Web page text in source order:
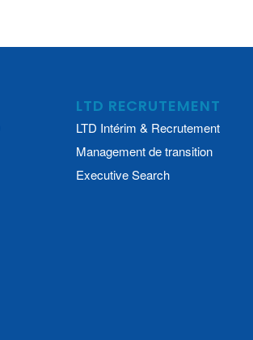
LTD RECRUTEMENT
LTD Intérim & Recrutement
Management de transition
Executive Search